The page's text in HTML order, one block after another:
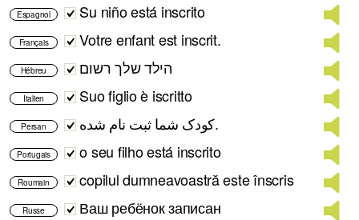
Espagnol Su niño está inscrito
Français Votre enfant est inscrit.
Hébreu הילד שלך רשום
Italien Suo figlio è iscritto
Persan کودک شما ثبت نام شده.
Portugais o seu filho está inscrito
Roumain copilul dumneavoastră este înscris
Russe Ваш ребёнок записан